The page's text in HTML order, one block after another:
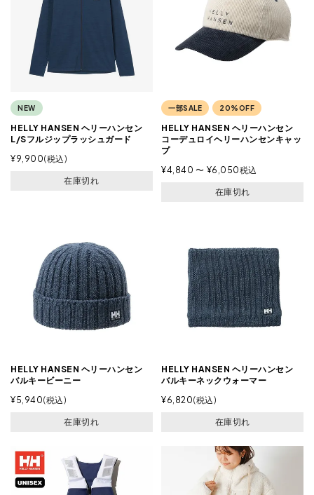
NEW
HELLY HANSEN ヘリーハンセン
L/Sフルジップラッシュガード
¥9,900 税込
在庫切れ
一部SALE 20%OFF
HELLY HANSEN ヘリーハンセン
コーデュロイヘリーハンセンキャッ
プ
¥4,840 〜 ¥6,050税込
在庫切れ
HELLY HANSEN ヘリーハンセン
バルキービーニー
¥5,940 税込
在庫切れ
HELLY HANSEN ヘリーハンセン
バルキーネックウォーマー
¥6,820 税込
在庫切れ